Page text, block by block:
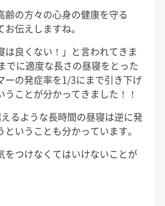
齢の方々の心身の健康を守る
お伝えしますね。
は良くない！」と言われてきま
でに適度な長さの昼寝をとった
ーの発症率を1/3にまで引き下げ
うことが分かってきました！！
るような長時間の昼寝は逆に発
いうことも分かっています。
をつけなくてはいけないことが